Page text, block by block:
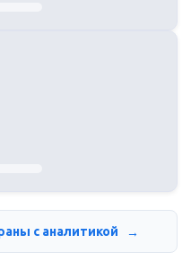
с аналитикой